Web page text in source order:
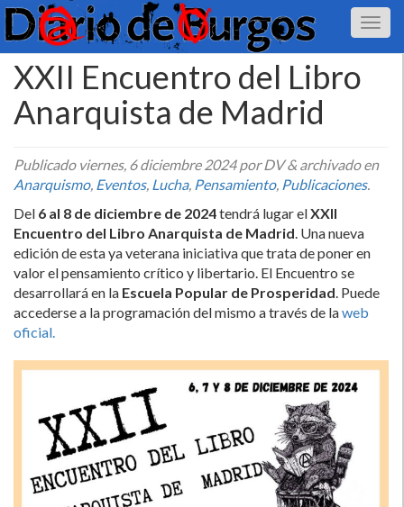
XXII Encuentro del Libro
Anarquista de Madrid
Publicado viernes, 6 diciembre 2024por DV&archivado en
Anarquismo, Eventos, Lucha, Pensamiento, Publicaciones.
Del 6 al 8 de diciembre de 2024tendrá lugar elXXII
Encuentro del Libro Anarquista de Madrid. Una nueva
edición de esta ya veterana iniciativa que trata de poner en
valor el pensamiento crítico y libertario. El Encuentro se
desarrollará en la Escuela Popular de Prosperidad. Puede
accederse a la programación del mismo a través de laweb
oficial.